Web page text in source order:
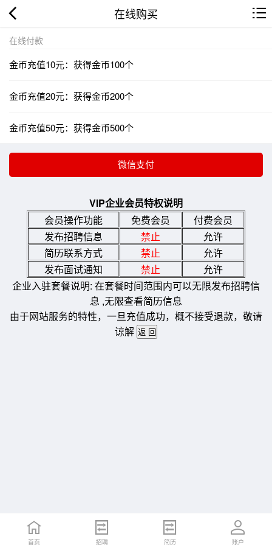
在线购买
在线付款
金币充值10元：获得金币100个
金币充值20元：获得金币200个
金币充值50元：获得金币500个
VIP企业会员特权说明
会员操作功能
免费会员
付费会员
发布招聘信息
禁止
允许
简历联系方式
禁止
允许
发布面试通知
禁止
允许
企业入驻套餐说明: 在套餐时间范围内可以无限发布招聘信
息 ,无限查看简历信息
由于网站服务的特性，一旦充值成功，概不接受退款，敬请
谅解
首页 招聘 简历 账户